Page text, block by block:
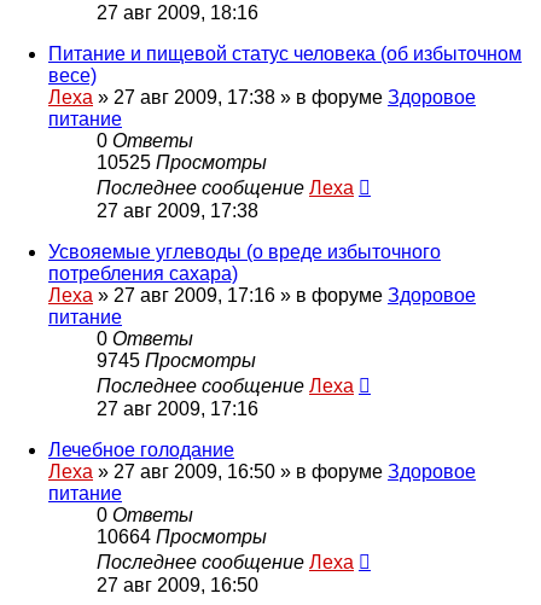
27 авг 2009, 18:16
Питание и пищевой статус человека (об избыточном
весе)
Леха » 27 авг 2009, 17:38 » в форуме Здоровое
питание
0 Ответы
10525 Просмотры
Последнее сообщение Леха
27 авг 2009, 17:38
Усвояемые углеводы (о вреде избыточного
потребления сахара)
Леха » 27 авг 2009, 17:16 » в форуме Здоровое
питание
0 Ответы
9745 Просмотры
Последнее сообщение Леха
27 авг 2009, 17:16
Лечебное голодание
Леха » 27 авг 2009, 16:50 » в форуме Здоровое
питание
0 Ответы
10664 Просмотры
Последнее сообщение Леха
27 авг 2009, 16:50